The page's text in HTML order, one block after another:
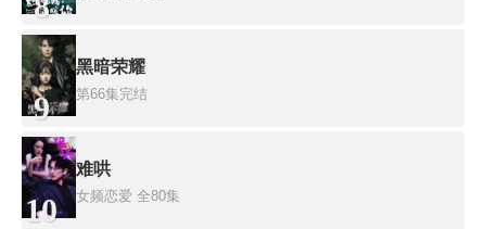
9
黑暗荣耀
第66集完结
10
难哄
女频恋爱 全80集